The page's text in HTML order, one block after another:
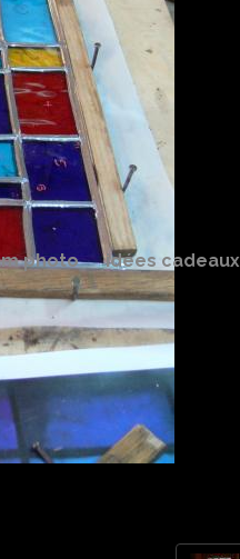
photo idées cadeaux